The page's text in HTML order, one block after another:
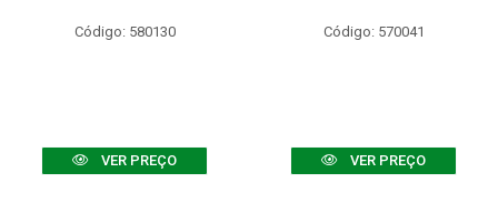
Código: 580130
VER PREÇO
Código: 570041
VER PREÇO